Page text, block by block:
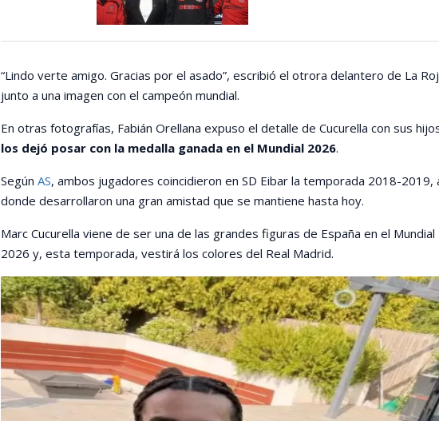
“Lindo verte amigo. Gracias por el asado”, escribió el otrora delantero de La
junto a una imagen con el campeón mundial.
En otras fotografías, Fabián Orellana expuso el detalle de Cucurella con sus
los dejó posar con la medalla ganada en el Mundial 2026.
Según AS, ambos jugadores coincidieron en SD Eibar la temporada 2018-2019,
donde desarrollaron una gran amistad que se mantiene hasta hoy.
Marc Cucurella viene de ser una de las grandes figuras de España en el Mundial
2026 y, esta temporada, vestirá los colores del Real Madrid.